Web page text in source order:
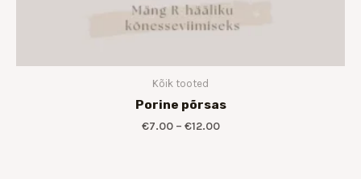
Kõik tooted
Porine põrsas
€7.00 – €12.00